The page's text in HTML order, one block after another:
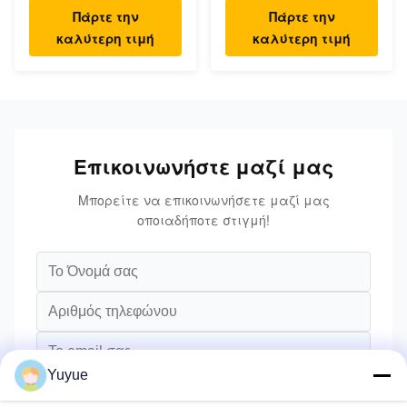
USB Type C Hub
Πάρτε την
καλύτερη τιμή
Type C HubΠάρτε την
καλύτερη τιμή
Επικοινωνήστε μαζί μας
Μπορείτε να επικοινωνήσετε μαζί μας
οποιαδήποτε στιγμή!
Yuyue